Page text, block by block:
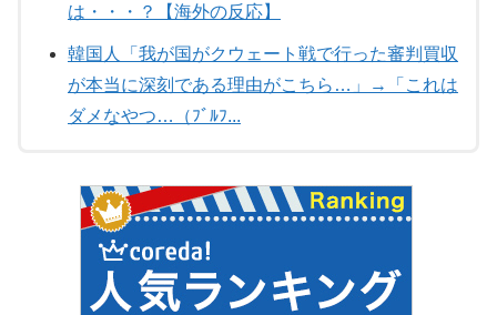
は・・・？【海外の反応】
韓国人「我が国がクウェート戦で行った審判買収
が本当に深刻である理由がこちら…」→「これは
ダメなやつ…（ﾌﾞﾙﾌ...